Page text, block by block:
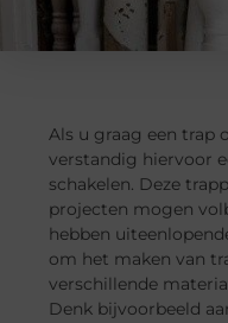
Als u graag een trap
verstandig hiervoor
schakelen. Deze
projecten mogen
hebben
om het maken van
verschillende
Denk bijvoorbeeld